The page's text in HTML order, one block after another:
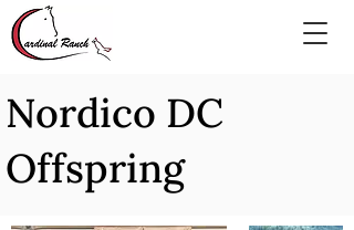
Nordico DC
Offspring